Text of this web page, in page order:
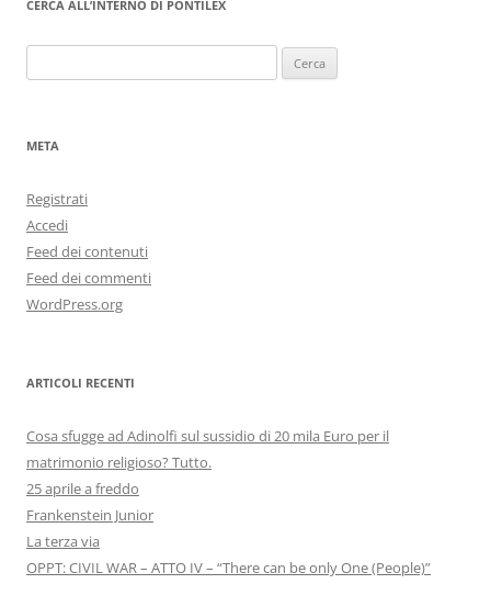
CERCA ALL’INTERNO DI PONTILEX
per:
META
Registrati
Accedi
Feed dei contenuti
Feed dei commenti
WordPress.org
ARTICOLI RECENTI
Cosa sfugge ad Adinolfi sul sussidio di 20 mila Euro per il
matrimonio religioso? Tutto.
25 aprile a freddo
Frankenstein Junior
La terza via
OPPT: CIVIL WAR – ATTO IV – “There can be only One (People)”